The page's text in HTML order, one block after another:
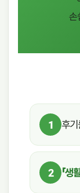
손
1 후
2 「생